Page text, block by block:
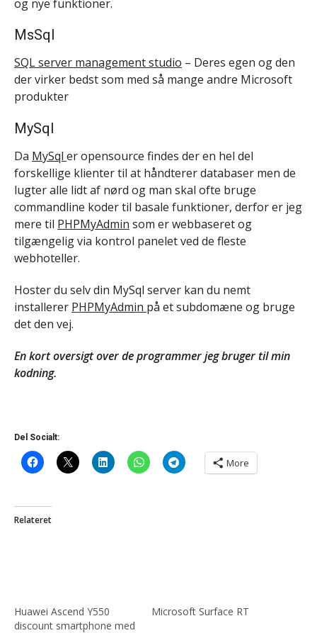
og nye funktioner.
MsSql
SQL server management studio – Deres egen og den
der virker bedst som med så mange andre Microsoft
produkter
MySql
Da MySql er opensource findes der en hel del
forskellige klienter til at håndterer databaser men de
lugter alle lidt af nørd og man skal ofte bruge
commandline koder til basale funktioner, derfor er jeg
mere til PHPMyAdmin som er webbaseret og
tilgængelig via kontrol panelet ved de fleste
webhoteller.
Hoster du selv din MySql server kan du nemt
installerer PHPMyAdmin på et subdomæne og bruge
det den vej.
En kort oversigt over de programmer jeg bruger til min
kodning.
Del Socialt:
More
Relateret
Huawei Ascend Y550
discount smartphone med
Microsoft Surface RT